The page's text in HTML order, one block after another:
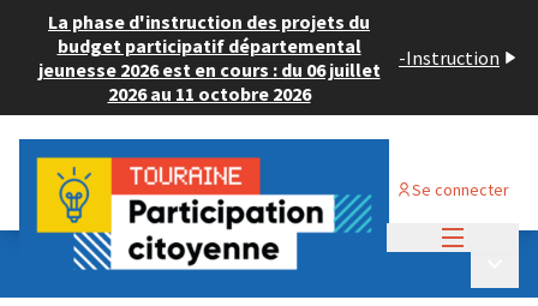
La phase d'instruction des projets du
budget participatif départemental
jeunesse 2026 est en cours : du 06 juillet
2026 au 11 octobre 2026
-Instruction
Se connecter
Budget Participatif JEUNESSE 2024
💡 Consulter les projets déposés